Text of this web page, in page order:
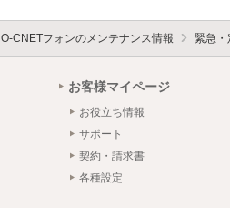
O-CNETフォンのメンテナンス情報 緊急・
お客様マイページ
お役立ち情報
サポート
契約・請求書
各種設定